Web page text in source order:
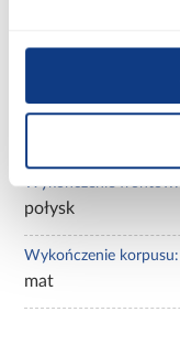
Ilość drzwi:
połysk
Wykończenie korpusu:
mat